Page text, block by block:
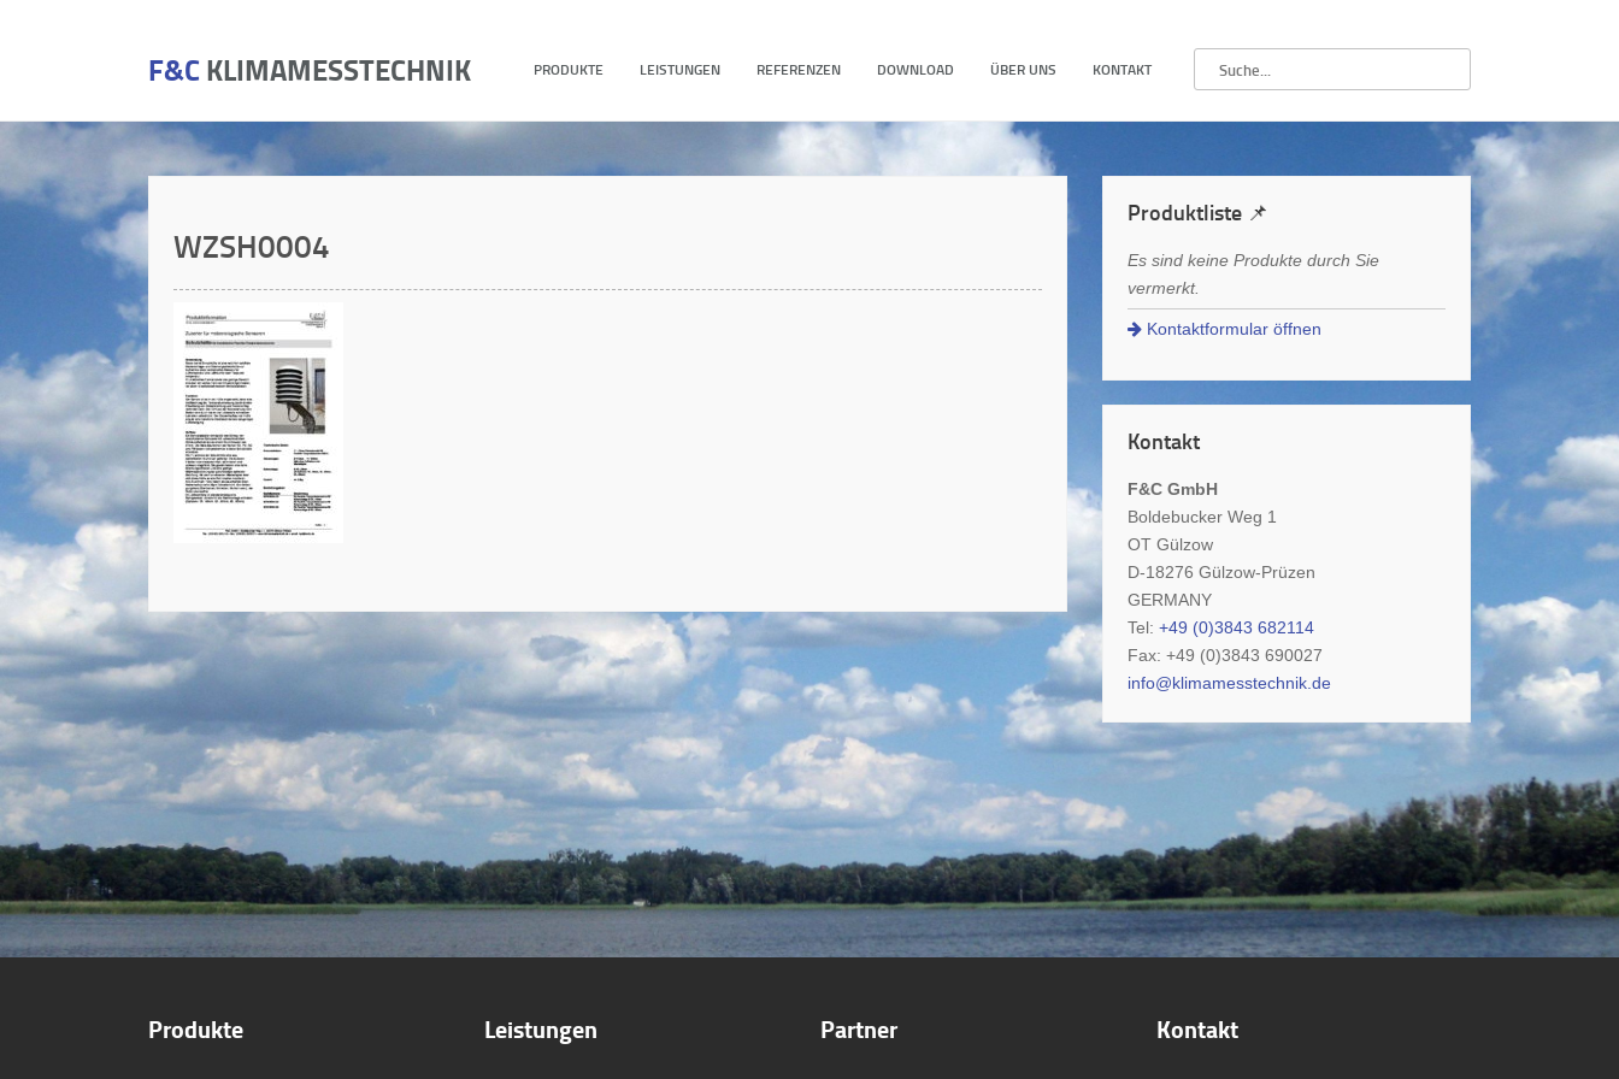
F&C KLIMAMESSTECHNIK PRODUKTE LEISTUNGEN REFERENZEN DOWNLOAD ÜBER UNS KONTAKT
WZSH0004
Produktliste 📌
Es sind keine Produkte durch Sie
vermerkt.
Kontaktformular öffnen
Kontakt
F&C GmbH
Boldebucker Weg 1
OT Gülzow
D-18276 Gülzow-Prüzen
GERMANY
Tel:+49 (0)3843 682114
Fax: +49 (0)3843 690027
info@klimamesstechnik.de
Produkte Leistungen Partner Kontakt